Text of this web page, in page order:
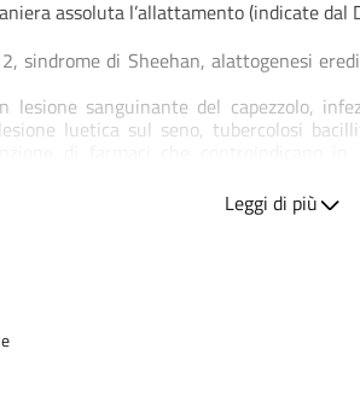
assoluta l’allattamento (indicate
sindrome di Sheehan, alattogenesi
lesione sanguinante del capezzolo,
luetica sul seno, tubercolosi
dal 1° gennaio al 31 dicembre 2024).
Leggi di più